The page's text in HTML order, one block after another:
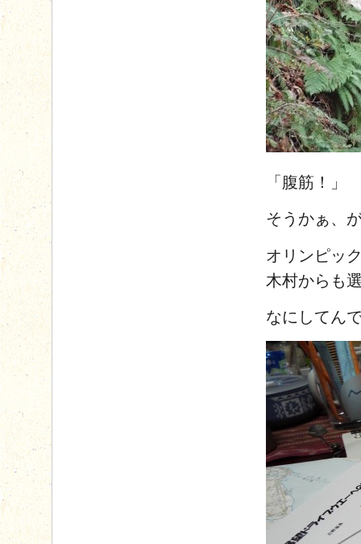
「腹筋！」
そうかぁ、
オリンピッ
木村からも
なにしてん